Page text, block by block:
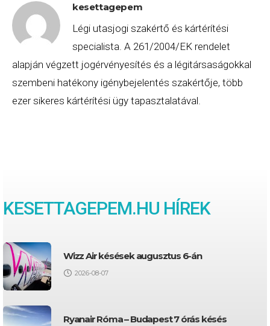
kesettagepem
Légi utasjogi szakértő és kártérítési
specialista. A 261/2004/EK rendelet
alapján végzett jogérvényesítés és a légitársaságokkal
szembeni hatékony igénybejelentés szakértője, több
ezer sikeres kártérítési ügy tapasztalatával.
KESETTAGEPEM.HU HÍREK
Wizz Air késések augusztus 6-án
2026-08-07
Ryanair Róma – Budapest 7 órás késés